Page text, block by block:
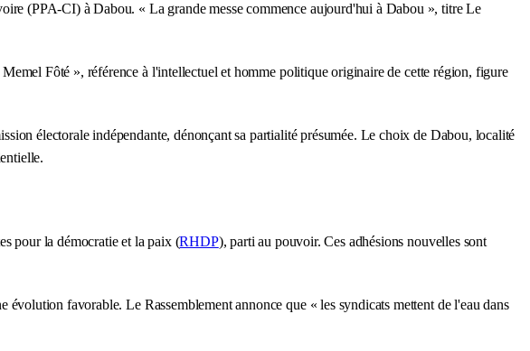
(PPA-CI) à Dabou. « La grande messe commence aujourd'hui à Dabou », titre Le
Fôté », référence à l'intellectuel et homme politique originaire de cette région, figure
électorale indépendante, dénonçant sa partialité présumée. Le choix de Dabou, localité
pour la démocratie et la paix (RHDP), parti au pouvoir. Ces adhésions nouvelles sont
favorable. Le Rassemblement annonce que « les syndicats mettent de l'eau dans